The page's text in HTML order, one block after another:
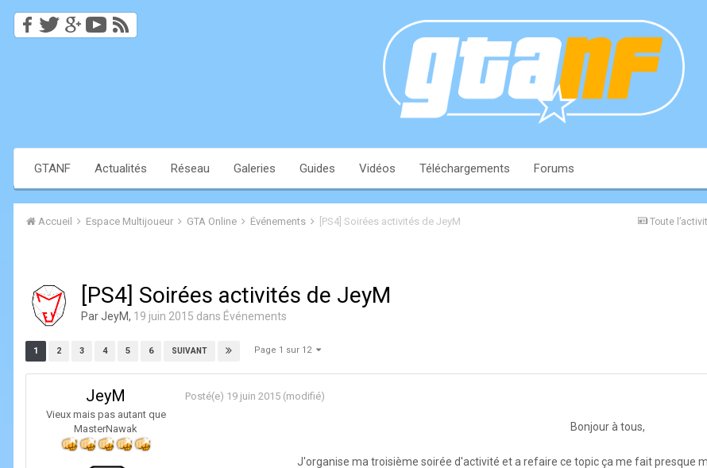
GTANF Actualités Réseau Galeries Guides Vidéos Téléchargements Forums
Toute
Accueil Espace Multijoueur GTA Online Événements [PS4] Soirées activités de JeyM
[PS4] Soirées activités de JeyM
ParJeyM, 19 juin 2015 dans Événements
1 2 3 4 5 6 SUIVANT Page 1 sur 12
JeyM
Vieux mais pas autant que
MasterNawak
Posté(e) 19 juin 2015 (modifié)
Bonjour à tous,
J'organise ma troisième soirée d'activité et a refaire ce topic ça me fait presque